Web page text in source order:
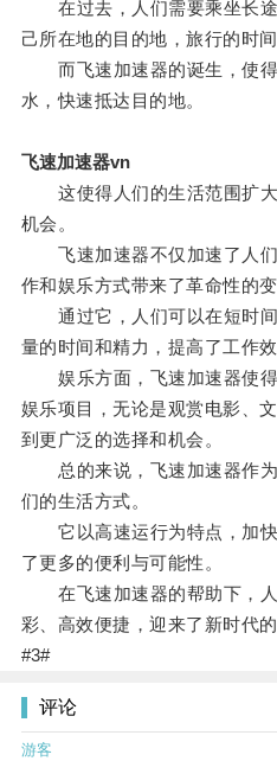
在过去，人们需要乘坐长途
己所在地的目的地，旅行的时间
而飞速加速器的诞生，使得
水，快速抵达目的地。
飞速加速器vn
这使得人们的生活范围扩大
机会。
飞速加速器不仅加速了人们
作和娱乐方式带来了革命性的变
通过它，人们可以在短时间
量的时间和精力，提高了工作效
娱乐方面，飞速加速器使得
娱乐项目，无论是观赏电影、
到更广泛的选择和机会。
总的来说，飞速加速器作为
们的生活方式。
它以高速运行为特点，加快
了更多的便利与可能性。
在飞速加速器的帮助下，人
彩、高效便捷，迎来了新时代的
#3#
评论
游客